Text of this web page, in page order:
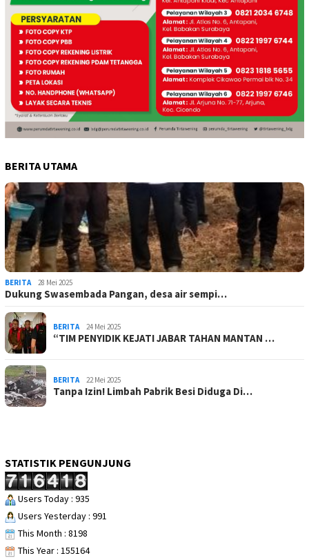
BERITA UTAMA
BERITA 28 Mei 2025
Dukung Swasembada Pangan, desa air sempi…
BERITA 24 Mei 2025
“TIM PENYIDIK KEJATI JABAR TAHAN MANTAN …
BERITA 22 Mei 2025
Tanpa Izin! Limbah Pabrik Besi Diduga Di…
STATISTIK PENGUNJUNG
Users Today : 935
Users Yesterday : 991
This Month : 8198
This Year : 155164